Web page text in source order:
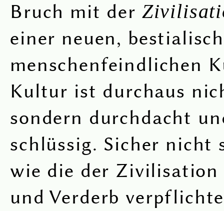
Bruch mit der
einer neuen, bestialisch
menschenfeindlichen
Kultur ist durchaus
sondern durchdacht
schlüssig. Sicher nicht
wie die der Zivilisation
und Verderb